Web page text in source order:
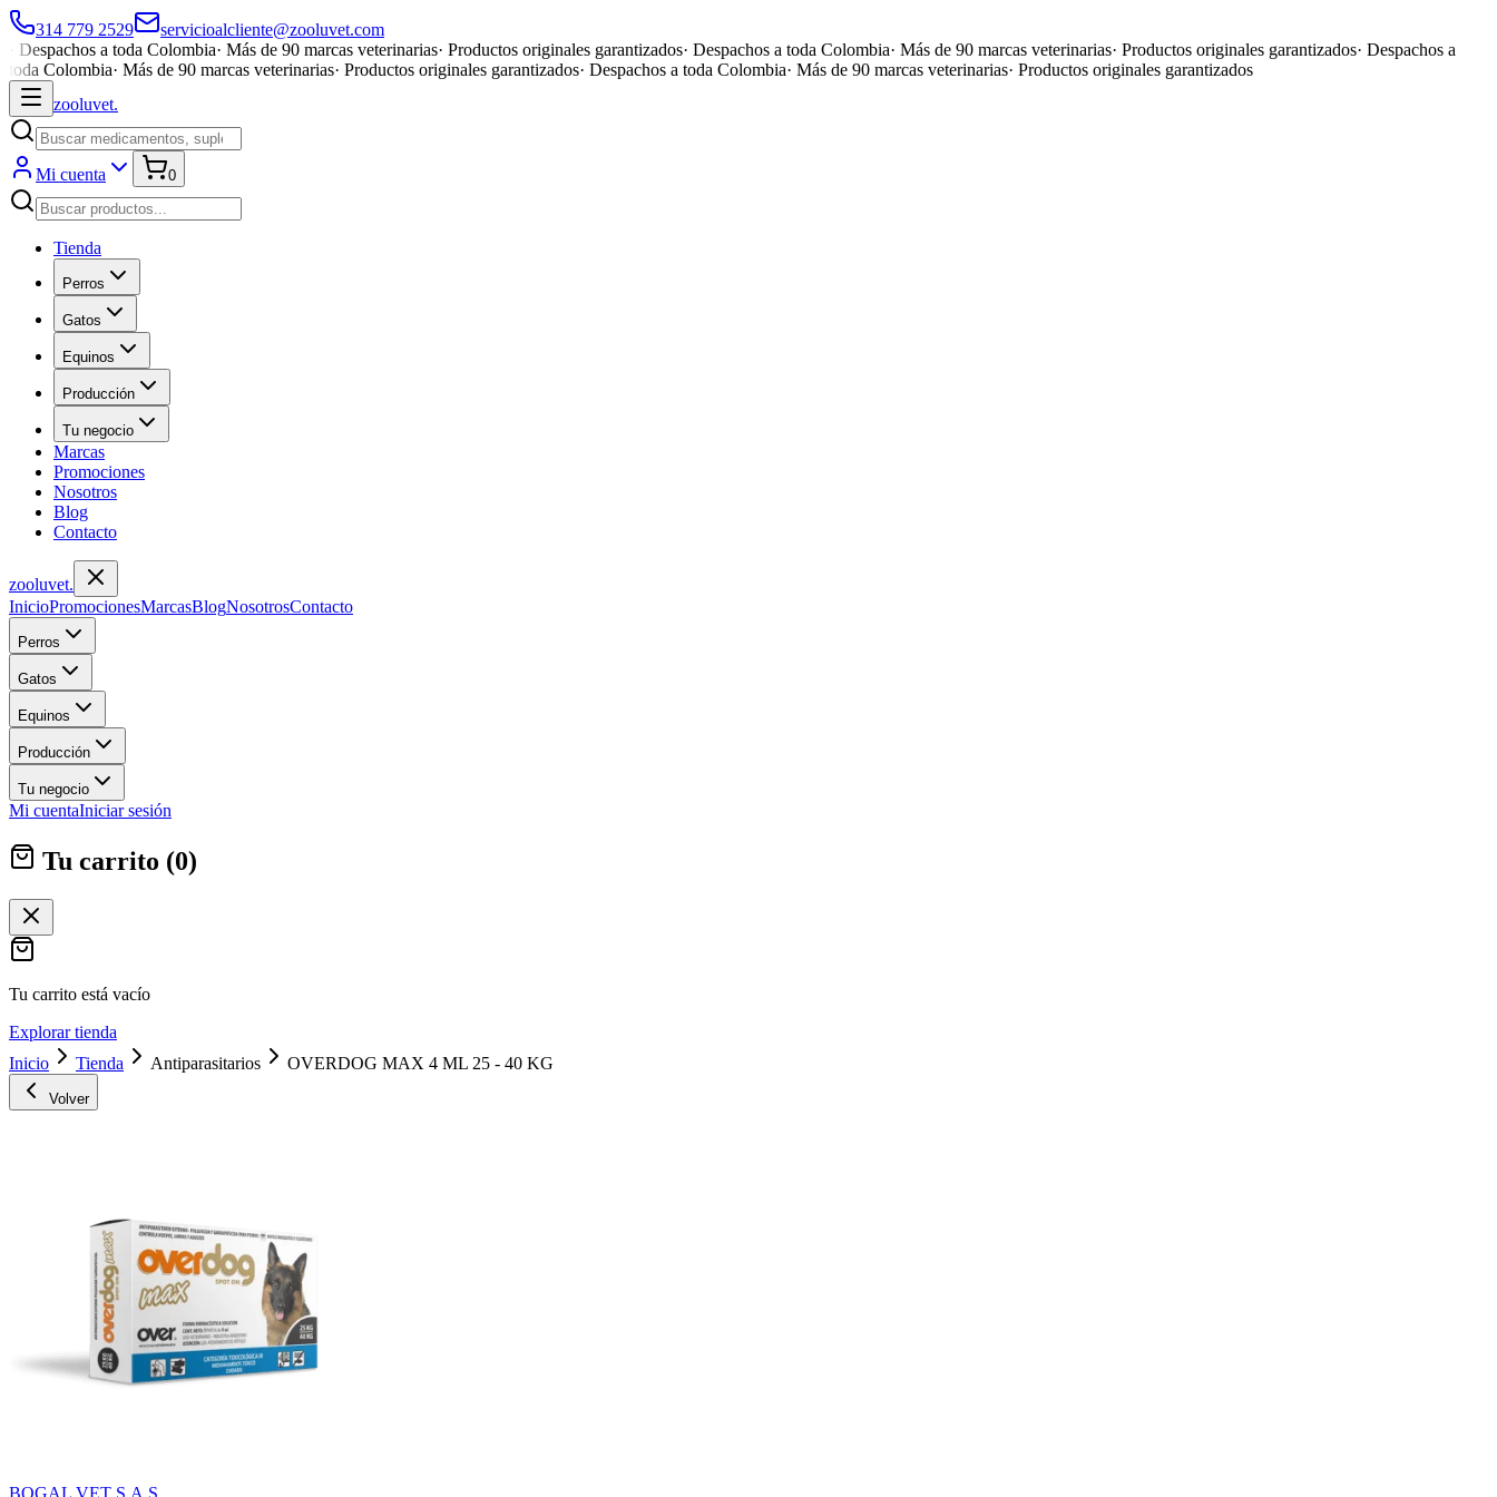
314 779 2529
servicioalcliente@zooluvet.com
Despachos a toda Colombia· Más de 90 marcas veterinarias· Productos originales garantizados· Despachos a toda Colombia· Más de 90 marcas veterinarias· Productos originales garantizados· Despachos a
toda Colombia· Más de 90 marcas veterinarias· Productos originales garantizados· Despachos a toda Colombia· Más de 90 marcas veterinarias· Productos originales garantizados
zooluvet.
Mi cuenta 0
Tienda
Perros
Gatos
Equinos
Producción
Tu negocio
Marcas
Promociones
Nosotros
Blog
Contacto
zooluvet.
InicioPromocionesMarcasBlogNosotrosContacto
Perros
Gatos
Equinos
Producción
Tu negocio
Mi cuentaIniciar sesión
Tu carrito (0)
Tu carrito está vacío
Explorar tienda
Inicio
Tienda Antiparasitarios OVERDOG MAX 4 ML 25 - 40 KG
Volver
BOGAL VET S.A.S